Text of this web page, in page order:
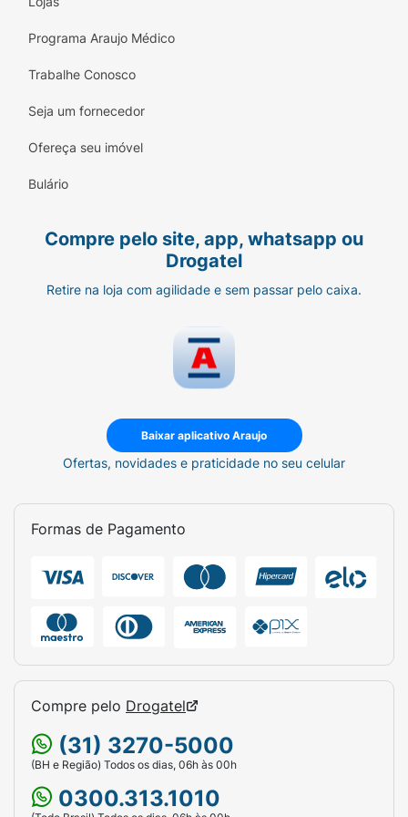
balanceado e totalmente livre de corantes
artificiais.
Trato Urinário Saudável:
a hidratação diária do cão.
Praticidade e Frescor:
Programa Araujo Médico
Trabalhe Conosco
Seja um fornecedor
Ofereça seu imóvel
Bulário
Compre pelo site, app, whatsapp ou
Drogatel
Retire na loja com agilidade e sem passar pelo caixa.
Baixar aplicativo Araujo
Ofertas, novidades e praticidade no seu celular
Formas de Pagamento
Compre pelo Drogatel
(31) 3270-5000
(BH e Região) Todos os dias, 06h às 00h
0300.313.1010